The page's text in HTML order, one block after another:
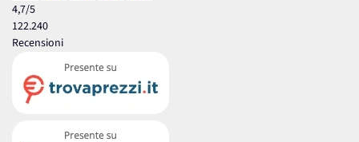
4,7/5
122.240
Recensioni